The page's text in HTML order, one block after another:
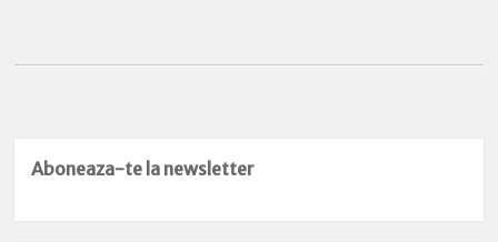
Aboneaza-te la newsletter